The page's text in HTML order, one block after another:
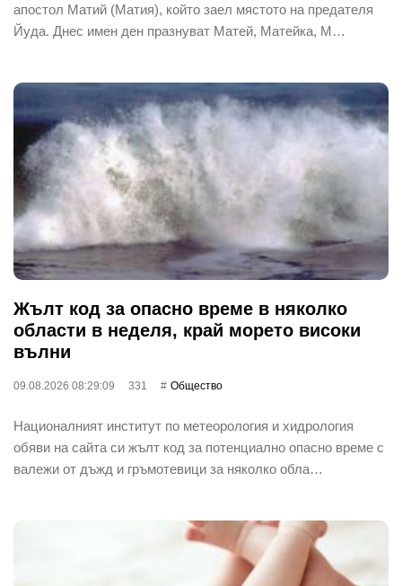
апостол Матий (Матия), който заел мястото на предателя
Йуда. Днес имен ден празнуват Матей, Матейка, М…
Жълт код за опасно време в няколко
области в неделя, край морето високи
вълни
09.08.2026 08:29:09 331 Общество
Националният институт по метеорология и хидрология
обяви на сайта си жълт код за потенциално опасно време с
валежи от дъжд и гръмотевици за няколко обла…